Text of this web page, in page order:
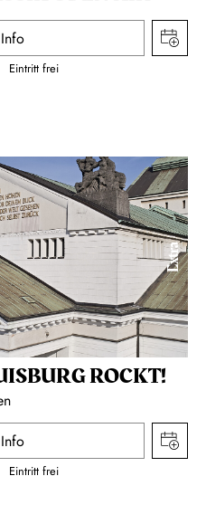
Info
Eintritt frei
Extra
ROCKT!
Info
Eintritt frei